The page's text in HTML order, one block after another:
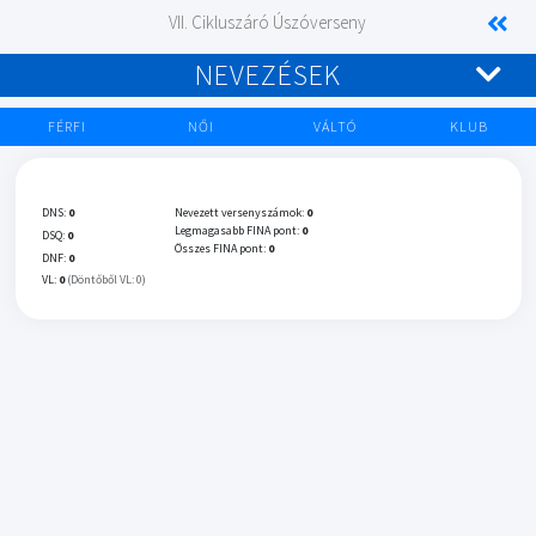
VII. Cikluszáró Úszóverseny
NEVEZÉSEK
FÉRFI NŐI VÁLTÓ KLUB
DNS: 0
DSQ: 0
DNF: 0
VL: 0 (Döntőből VL: 0)
Nevezett versenyszámok: 0
Legmagasabb FINA pont: 0
Összes FINA pont: 0